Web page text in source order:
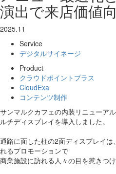
演出で来店価値
2025.11
Service
デジタルサイネージ
Product
クラウドポイントプラス
CloudExa
コンテンツ制作
サンマルクカフェの内装リニューア
ルチディスプレイを導入しました。
通路に面した柱の2面ディスプレイ
れるプロモーションで
商業施設に訪れる人々の目を惹きつ